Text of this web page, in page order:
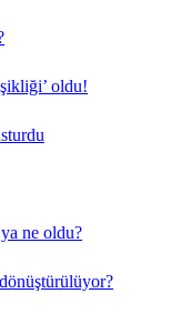
oldu!
ne oldu?